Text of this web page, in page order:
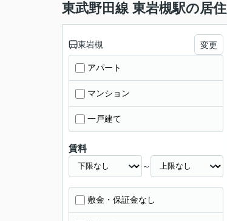
東武野田線 東岩槻駅の居
東岩槻 変更
アパート
マンション
一戸建て
賃料
～
敷金・保証金なし